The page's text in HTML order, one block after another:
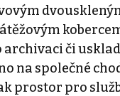
archivaci či
na společné
prostor pro